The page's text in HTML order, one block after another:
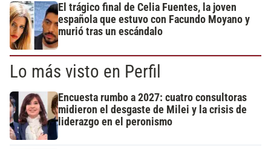
El trágico final de Celia Fuentes, la joven
española que estuvo con Facundo Moyano y
murió tras un escándalo
Lo más visto en Perfil
Encuesta rumbo a 2027: cuatro consultoras
midieron el desgaste de Milei y la crisis de
liderazgo en el peronismo